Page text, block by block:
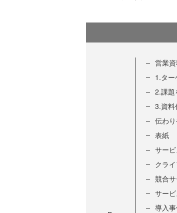
営業
1.タ
2.課題
3.資料
伝わ
表紙
サー
クラ
競合
サー
導入